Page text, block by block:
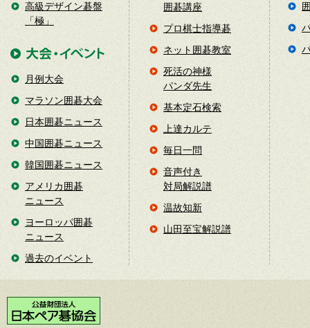
高級デザイン碁盤
「極」
月例大会
マラソン囲碁大会
日本囲碁ニュース
中国囲碁ニュース
韓国囲碁ニュース
アメリカ囲碁
ニュース
ヨーロッパ囲碁
ニュース
過去のイベント
囲碁講座
プロ棋士指導碁
ネット囲碁教室
死活の神様
パンダ先生
基本定石検索
上達カルテ
毎日一問
音声付き
対局解説譜
温故知新
山田至宝解説譜